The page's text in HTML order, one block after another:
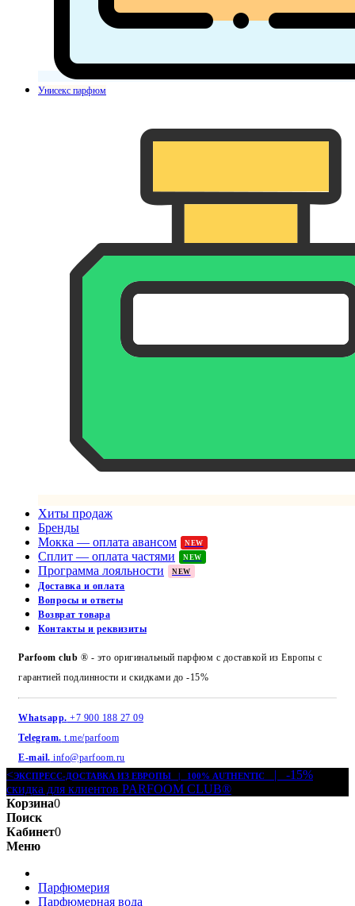
Унисекс парфюм
Хиты продаж
Бренды
Мокка — оплата авансом
NEW
Сплит — оплата частями NEW
Программа лояльности NEW
Доставка и оплата
Вопросы и ответы
Возврат товара
Контакты и реквизиты
Parfoom club ® - это оригинальный парфюм с доставкой из Европы с
гарантией подлинности и скидками до -15%
Whatsapp. +7 900 188 27 09
Telegram. t.me/parfoom
E-mail. info@parfoom.ru
<ЭКСПРЕСС-ДОСТАВКА ИЗ ЕВРОПЫ | 100% AUTHENTIC
| -15%
скидка для клиентов PARFOOM CLUB®
Корзина0
Поиск
Кабинет0
Меню
Парфюмерия
Парфюмерная вода